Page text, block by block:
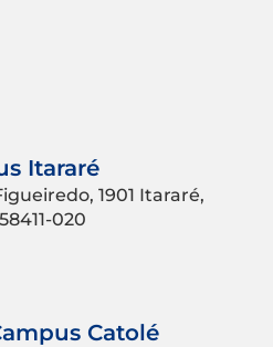
Itararé
1901 Itararé,
020
Catolé